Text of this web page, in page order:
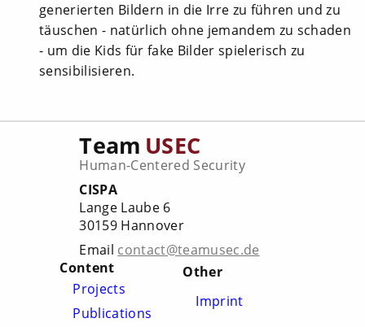
generierten Bildern in die Irre zu führen und zu
täuschen - natürlich ohne jemandem zu schaden
- um die Kids für fake Bilder spielerisch zu
sensibilisieren.
Team USEC
Human-Centered Security
CISPA
Lange Laube 6
30159 Hannover
Email contact@teamusec.de
Content
Projects
Publications
Other
Imprint